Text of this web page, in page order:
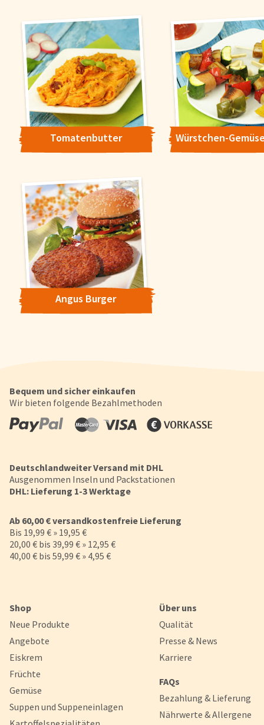
Tomatenbutter
Angus Burger
Bequem und sicher einkaufen
Wir bieten folgende Bezahlmethoden
Deutschlandweiter Versand mit DHL
Ausgenommen Inseln und Packstationen
DHL: Lieferung 1-3 Werktage
Ab 60,00 € versandkostenfreie Lieferung
Bis 19,99 € » 19,95 €
20,00 € bis 39,99 € » 12,95 €
40,00 € bis 59,99 € » 4,95 €
Shop
Neue Produkte
Angebote
Eiskrem
Früchte
Gemüse
Suppen und Suppeneinlagen
Über uns
Qualität
Presse & News
Karriere
FAQs
Bezahlung & Lieferung
Nährwerte & Allergene
'Konfigurieren' können Sie auswählen, welche Cookies Sie
wollen. Weitere Informationen erhalten Sie in unserer
Datenschutzerklärung.
Alle
Konfigurieren